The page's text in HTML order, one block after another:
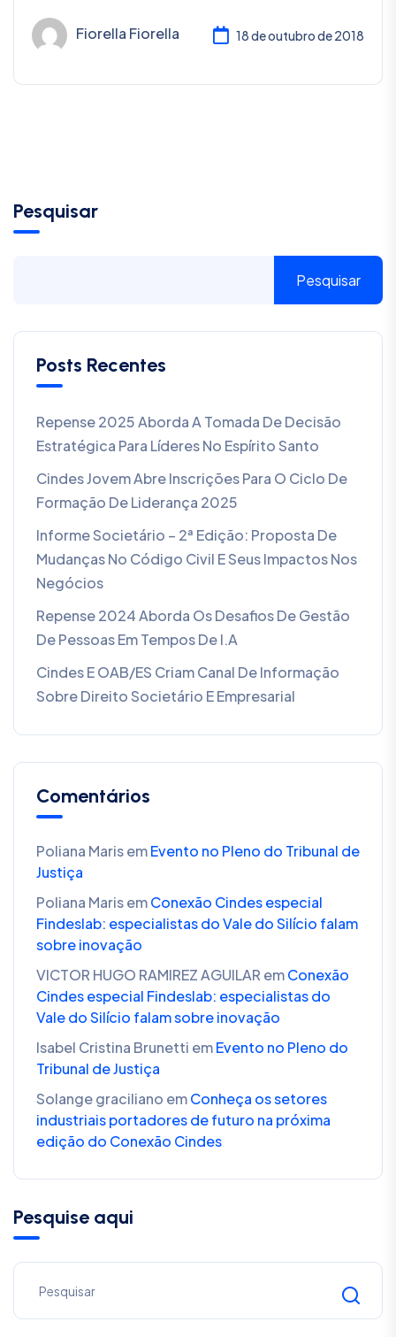
Fiorella Fiorella 18 de outubro de 2018
Pesquisar
Pesquisar
Posts Recentes
Repense 2025 Aborda A Tomada De Decisão
Estratégica Para Líderes No Espírito Santo
Cindes Jovem Abre Inscrições Para O Ciclo De
Formação De Liderança 2025
Informe Societário – 2ª Edição: Proposta De
Mudanças No Código Civil E Seus Impactos Nos
Negócios
Repense 2024 Aborda Os Desafios De Gestão
De Pessoas Em Tempos De I.A
Cindes E OAB/ES Criam Canal De Informação
Sobre Direito Societário E Empresarial
Comentários
Poliana MarisemEvento no Pleno do Tribunal de
Justiça
Poliana MarisemConexão Cindes especial
Findeslab: especialistas do Vale do Silício falam
sobre inovação
VICTOR HUGO RAMIREZ AGUILAR emConexão
Cindes especial Findeslab: especialistas do
Vale do Silício falam sobre inovação
Isabel Cristina Brunetti emEvento no Pleno do
Tribunal de Justiça
Solange graciliano emConheça os setores
industriais portadores de futuro na próxima
edição do Conexão Cindes
Pesquise aqui